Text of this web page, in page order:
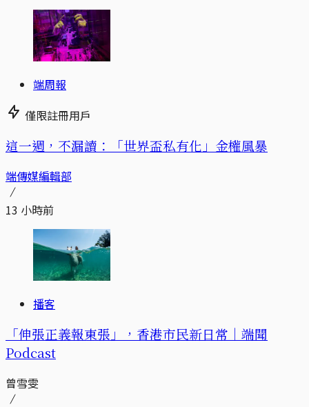
端周報
僅限註冊用戶
這一週，不漏讀：「世界盃私有化」金權風暴
端傳媒編輯部
13 小時前
播客
「伸張正義報東張」，香港市民新日常｜端聞
Podcast
曾雪雯